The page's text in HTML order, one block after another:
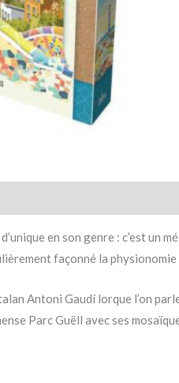
en son genre : c’est un
façonné la physionomie
Antoni Gaudí lorque l’on
Parc Guëll avec ses